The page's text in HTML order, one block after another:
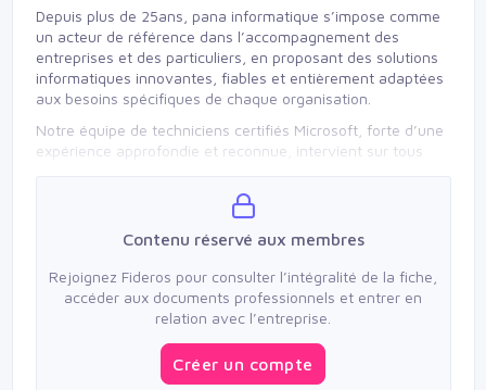
Depuis plus de 25ans, pana informatique s’impose comme
un acteur de référence dans l’accompagnement des
entreprises et des particuliers, en proposant des solutions
informatiques innovantes, fiables et entièrement adaptées
aux besoins spécifiques de chaque organisation.
Notre équipe de techniciens certifiés Microsoft, forte d’une
expérience approfondie et reconnue, intervient sur tous
sécuriser vos systèmes et assurer la continuité de vos
Contenu réservé aux membres
Rejoignez Fideros pour consulter l’intégralité de la fiche,
accéder aux documents professionnels et entrer en
relation avec l’entreprise.
Créer un compte